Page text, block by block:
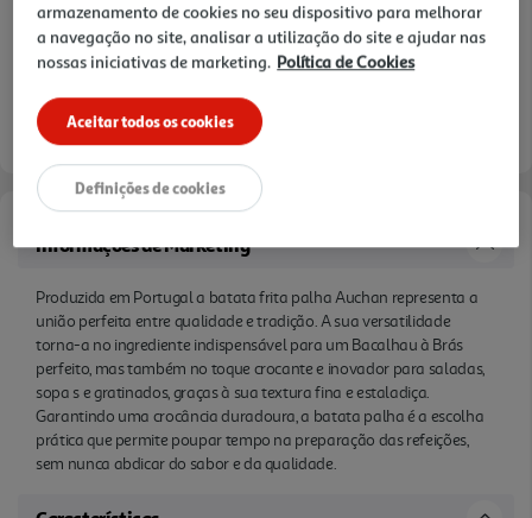
Informações de Marketing
Produzida em Portugal a batata frita palha Auchan representa a
união perfeita entre qualidade e tradição. A sua versatilidade
torna-a no ingrediente indispensável para um Bacalhau à Brás
perfeito, mas também no toque crocante e inovador para saladas,
sopa s e gratinados, graças à sua textura fina e estaladiça.
Garantindo uma crocância duradoura, a batata palha é a escolha
prática que permite poupar tempo na preparação das refeições,
sem nunca abdicar do sabor e da qualidade.
armazenamento de cookies no seu dispositivo para melhorar
a navegação no site, analisar a utilização do site e ajudar nas
nossas iniciativas de marketing. Política de Cookies
Aceitar todos os cookies
Definições de cookies